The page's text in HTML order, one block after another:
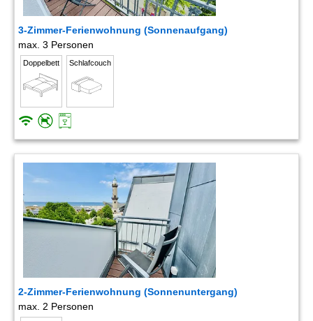
3-Zimmer-Ferienwohnung (Sonnenaufgang)
max. 3 Personen
Doppelbett Schlafcouch
2-Zimmer-Ferienwohnung (Sonnenuntergang)
max. 2 Personen